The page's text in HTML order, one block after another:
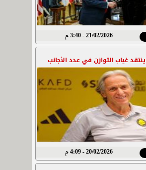
21/02/2026 - 3:40 م
غياب التوازن في عدد الأجانب
20/02/2026 - 4:09 م